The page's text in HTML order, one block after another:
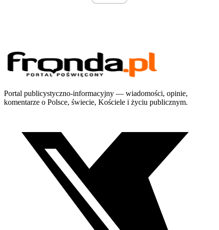
Portal publicystyczno-informacyjny — wiadomości, opinie,
komentarze o Polsce, świecie, Kościele i życiu publicznym.